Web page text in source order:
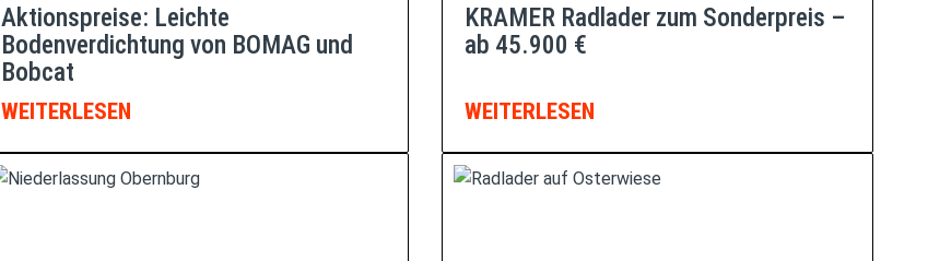
Aktionspreise: Leichte
Bodenverdichtung von BOMAG und
Bobcat
WEITERLESEN
KRAMER Radlader zum Sonderpreis –
ab 45.900 €
WEITERLESEN